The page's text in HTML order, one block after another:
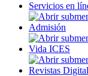
Servicios en
Admisión
Vida ICES
Revistas